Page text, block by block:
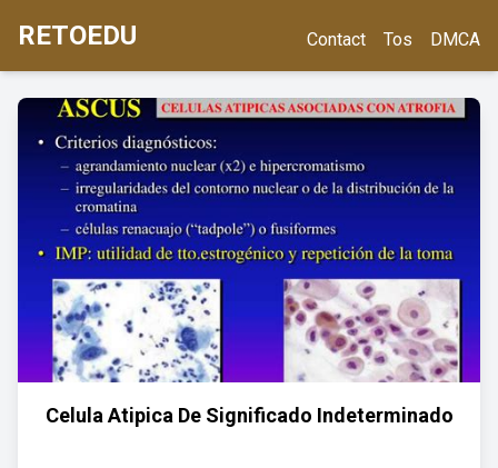
RETOEDU Contact Tos DMCA
Celula Atipica De Significado Indeterminado